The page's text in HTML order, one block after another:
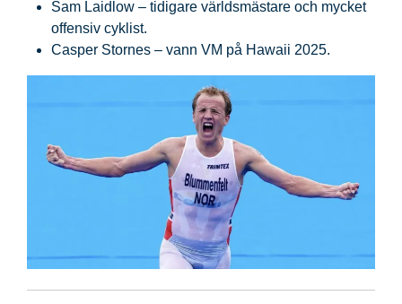
Sam Laidlow – tidigare världsmästare och mycket
offensiv cyklist.
Casper Stornes – vann VM på Hawaii 2025.